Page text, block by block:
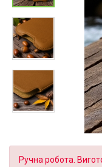
Ручна робота.